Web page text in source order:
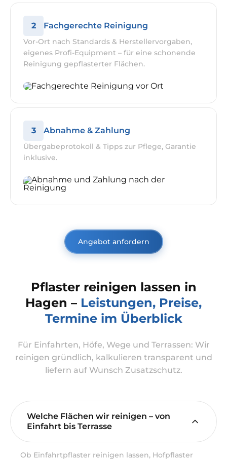
2 Fachgerechte Reinigung
Vor-Ort nach Standards & Herstellervorgaben,
eigenes Profi-Equipment – für eine schonende
Reinigung gepflasterter Flächen.
3 Abnahme & Zahlung
Übergabeprotokoll & Tipps zur Pflege, Garantie
inklusive.
Angebot anfordern
Pflaster reinigen lassen in
Hagen – Leistungen, Preise,
Termine im Überblick
Für Einfahrten, Höfe, Wege und Terrassen: Wir
reinigen gründlich, kalkulieren transparent und
liefern auf Wunsch Zusatzschutz.
Welche Flächen wir reinigen – von
Einfahrt bis Terrasse
Ob Einfahrtpflaster reinigen lassen, Hofpflaster